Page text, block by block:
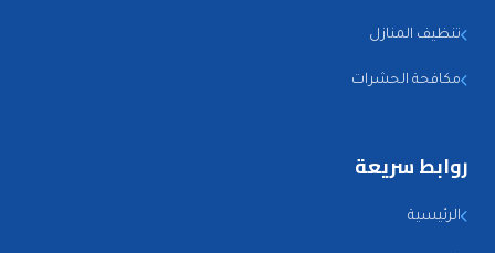
تنظيف المنازل
مكافحة الحشرات
روابط سريعة
الرئيسية